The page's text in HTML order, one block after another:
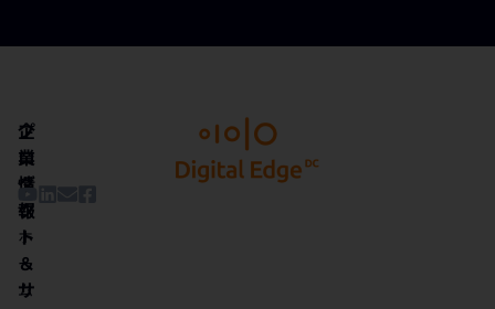
企
業
情
報
ホ
ー
ム
プ
ロ
ダ
ク
ト
＆
サ